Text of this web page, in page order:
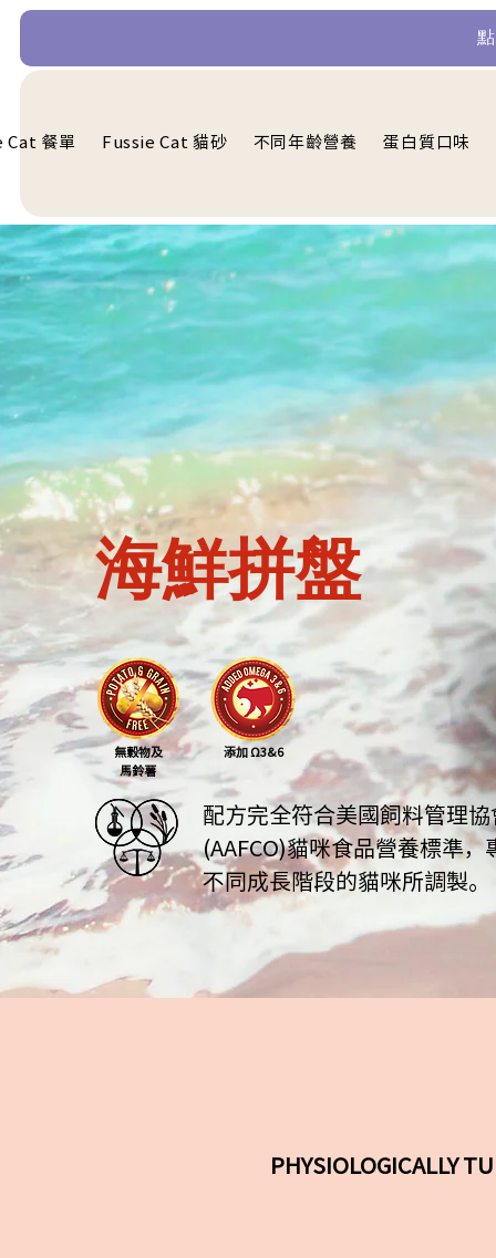
Cat 餐單 Fussie Cat 貓砂 不同年齡營養 蛋白質口味
海鮮拼盤
配方完全符合美國飼料管理協
(AAFCO)貓咪食品營養標準，
不同成長階段的貓咪所調製。
無穀物及
馬鈴薯
添加 Ω3&6
PHYSIOLOGICALLY